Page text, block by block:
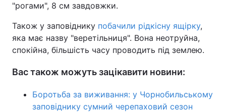
"рогами", 8 см завдовжки.
Також у заповіднику побачили рідкісну ящірку,
яка має назву "веретільниця". Вона неотруйна,
спокійна, більшість часу проводить під землею.
Вас також можуть зацікавити новини:
Боротьба за виживання: у Чорнобильському
заповіднику сумний черепаховий сезон